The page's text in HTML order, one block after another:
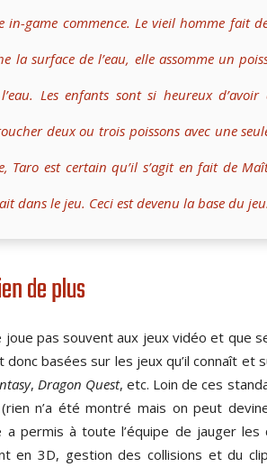
in-game commence. Le vieil homme fait
la surface de l’eau, elle assomme un
Les enfants sont si heureux
deux ou trois poissons avec une
Taro est certain qu’il s’agit en fait de
dans le jeu. Ceci est devenu la base du jeu.
de plus
joue pas souvent aux jeux vidéo et que
donc basées sur les jeux qu’il connaît
, Dragon Quest, etc. Loin de ces
n’a été montré mais on peut
permis à toute l’équipe de jauger
en 3D, gestion des collisions et du